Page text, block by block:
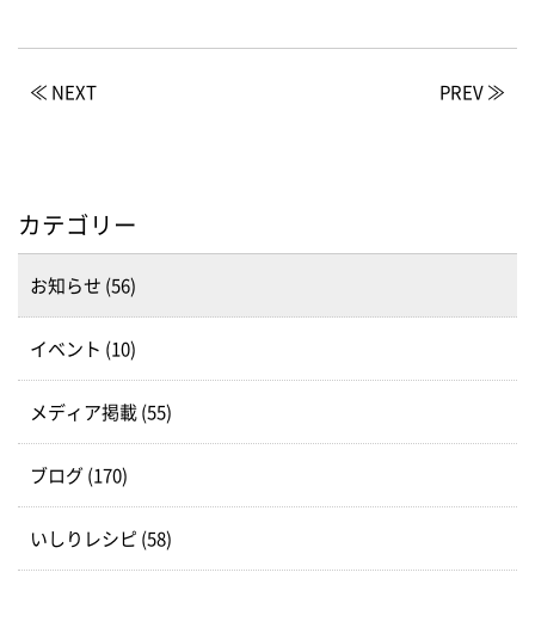
≪ NEXT PREV ≫
カテゴリー
お知らせ (56)
イベント (10)
メディア掲載 (55)
ブログ (170)
いしりレシピ (58)